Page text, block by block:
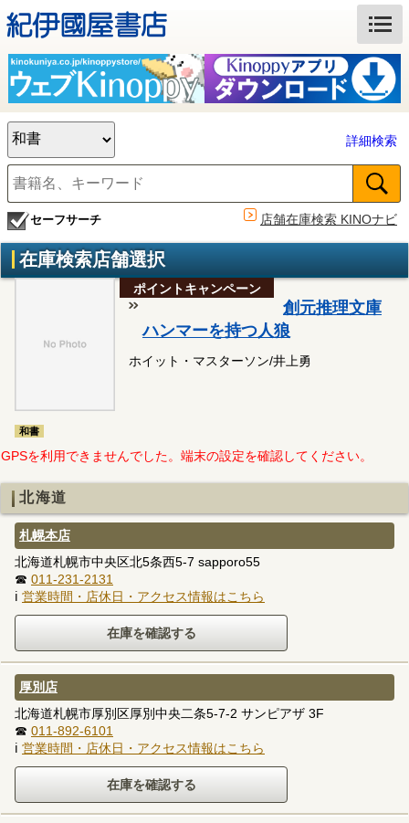
詳細検索
セーフサーチ 店舗在庫検索 KINOナビ
在庫検索店舗選択
和書
ポイントキャンペーン
創元推理文庫
ハンマーを持つ人狼
ホイット・マスターソン/井上勇
GPSを利用できませんでした。端末の設定を確認してください。
北海道
札幌本店
北海道札幌市中央区北5条西5-7 sapporo55
☎ 011-231-2131
ℹ 営業時間・店休日・アクセス情報はこちら
厚別店
北海道札幌市厚別区厚別中央二条5-7-2 サンピアザ 3F
☎ 011-892-6101
ℹ 営業時間・店休日・アクセス情報はこちら